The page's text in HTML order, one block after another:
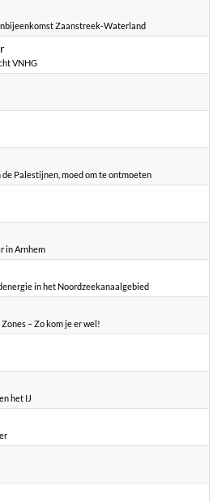
2023
Zaanstreek-Waterland
2023
VNHG
2023
Palestijnen, moed om te ontmoeten
in Arnhem
in het Noordzeekanaalgebied
– Zo kom je er wel!
het IJ